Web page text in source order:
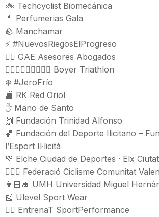
🚲 Techcyclist Biomecánica
💄 Perfumerias Gala
🪨 Manchamar
⚡ #NuevosRiegosElProgreso
👨‍⚖️ GAE Asesores Abogados
🏊🏻‍♂️🚴🏻‍♂️🏃🏻‍♂️ Boyer Triathlon
❄️ #JeroFrío
🏬 RK Red Oriol
✋ Mano de Santo
🙌 Fundación Trinidad Alfonso
🏀 Fundación del Deporte Ilicitano –
l’Esport Il·licità
💚 Elche Ciudad de Deportes · Elx
🚴🏻‍♂️ Federació Ciclisme Comunitat
👨🏻‍🎓 UMH Universidad Miguel
🎽 Ulevel Sport Wear
🏋️‍♀️ EntrenaT SportPerformance